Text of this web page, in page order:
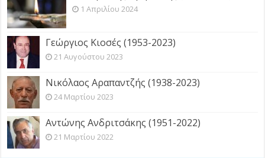
1 Απριλίου 2024
Γεώργιος Κιοσές (1953-2023)
21 Αυγούστου 2023
Νικόλαος Αραπαντζής (1938-2023)
24 Μαρτίου 2023
Αντώνης Ανδριτσάκης (1951-2022)
21 Μαρτίου 2022